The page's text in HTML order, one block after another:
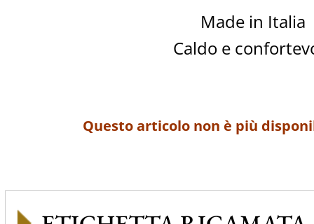
Made in Italia
Caldo e
Questo articolo non è più